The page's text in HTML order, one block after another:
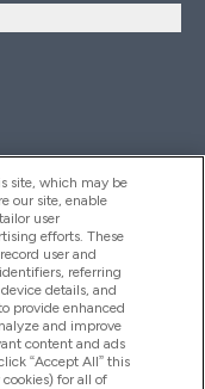
site, which may be
our site, enable
user
efforts. These
user and
referring
details, and
provide enhanced
and improve
content and ads
“Accept All” this
for all of